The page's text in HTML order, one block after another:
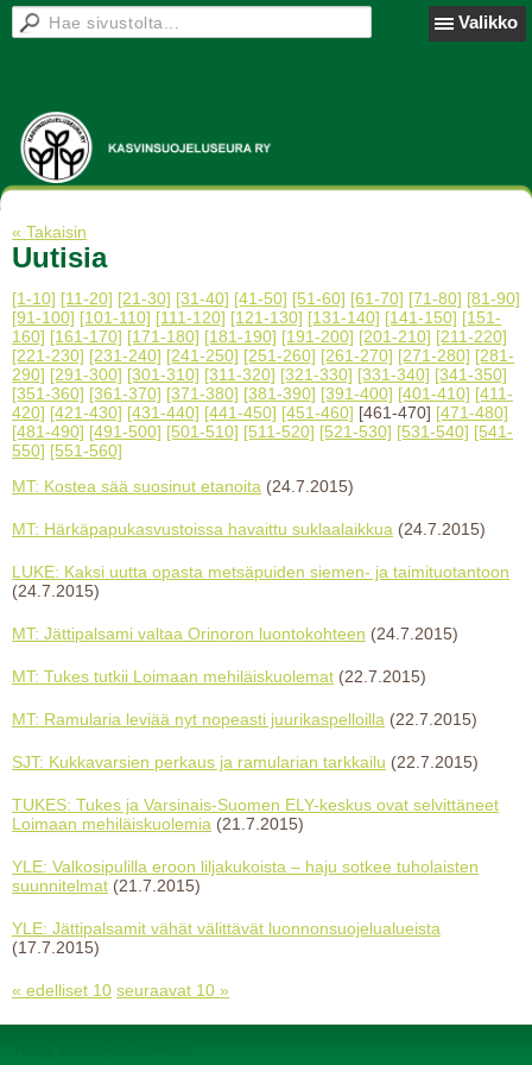
Valikko
« Takaisin
Uutisia
[1-10] [11-20] [21-30] [31-40] [41-50] [51-60] [61-70] [71-80] [81-90]
[91-100] [101-110] [111-120] [121-130] [131-140] [141-150] [151-
160] [161-170] [171-180] [181-190] [191-200] [201-210] [211-220]
[221-230] [231-240] [241-250] [251-260] [261-270] [271-280] [281-
290] [291-300] [301-310] [311-320] [321-330] [331-340] [341-350]
[351-360] [361-370] [371-380] [381-390] [391-400] [401-410] [411-
420] [421-430] [431-440] [441-450] [451-460] [461-470] [471-480]
[481-490] [491-500] [501-510] [511-520] [521-530] [531-540] [541-
550] [551-560]
MT: Kostea sää suosinut etanoita (24.7.2015)
MT: Härkäpapukasvustoissa havaittu suklaalaikkua (24.7.2015)
LUKE: Kaksi uutta opasta metsäpuiden siemen- ja taimituotantoon
(24.7.2015)
MT: Jättipalsami valtaa Orinoron luontokohteen (24.7.2015)
MT: Tukes tutkii Loimaan mehiläiskuolemat (22.7.2015)
MT: Ramularia leviää nyt nopeasti juurikaspelloilla (22.7.2015)
SJT: Kukkavarsien perkaus ja ramularian tarkkailu (22.7.2015)
TUKES: Tukes ja Varsinais-Suomen ELY-keskus ovat selvittäneet
Loimaan mehiläiskuolemia (21.7.2015)
YLE: Valkosipulilla eroon liljakukoista – haju sotkee tuholaisten
suunnitelmat (21.7.2015)
YLE: Jättipalsamit vähät välittävät luonnonsuojelualueista
(17.7.2015)
« edelliset 10 seuraavat 10 »